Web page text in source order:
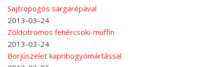
Sajtropogós sárgarépával
2013-03-24
Zöldcitromos fehércsoki-muffin
2013-03-24
Borjúszelet kapribogyómártással